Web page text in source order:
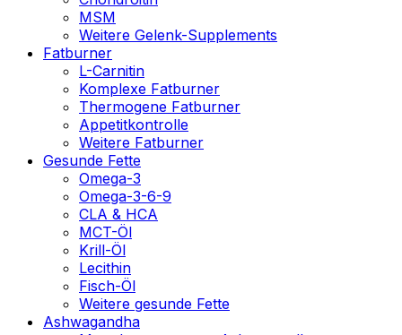
MSM
Weitere Gelenk-Supplements
Fatburner
L-Carnitin
Komplexe Fatburner
Thermogene Fatburner
Appetitkontrolle
Weitere Fatburner
Gesunde Fette
Omega-3
Omega-3-6-9
CLA & HCA
MCT-Öl
Krill-Öl
Lecithin
Fisch-Öl
Weitere gesunde Fette
Ashwagandha